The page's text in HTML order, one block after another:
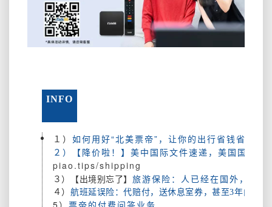
INFO
１） 如何用好“北美票帝”，让你的出行省钱省力？
２）【降价啦！】美中国际文件速递，美国国内文
piao.tips/shipping
３）【出境别忘了】旅游保险：人已经在国外，或
４） 航班延误险：代赔付，送休息室券，甚至3年内航班